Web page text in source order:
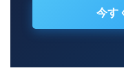
今す